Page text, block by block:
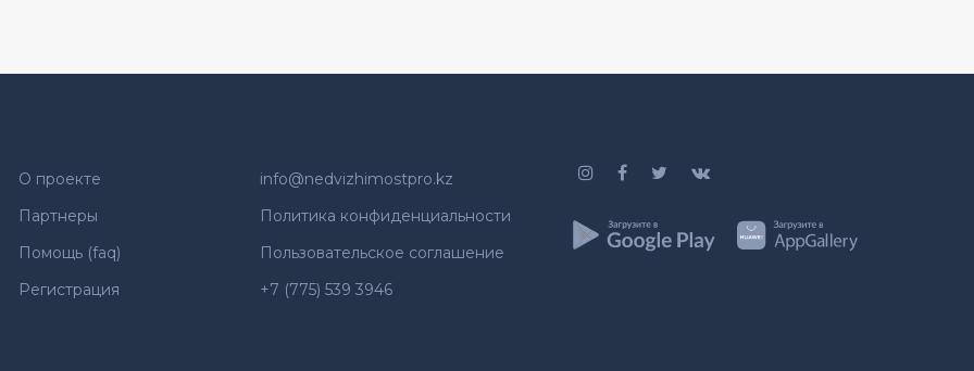
О проекте
Партнеры
Помощь (faq)
Регистрация
info@nedvizhimostpro.kz
Политика конфиденциальности
Пользовательское соглашение
+7 (775) 539 3946